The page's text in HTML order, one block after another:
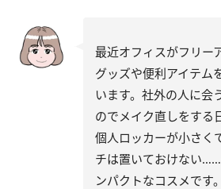
最近オフィスがフリー
グッズや便利アイテム
います。社外の人に会
のでメイク直しをする
個人ロッカーが小さく
チは置いておけない
ンパクトなコスメです。